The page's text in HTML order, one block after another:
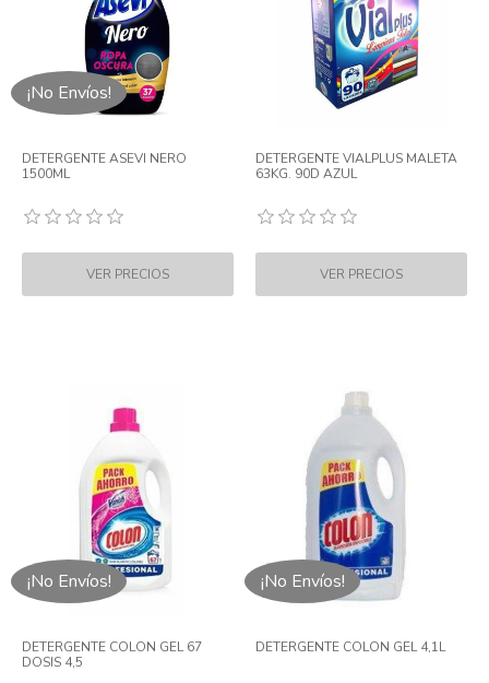
¡No Envíos!
DETERGENTE ASEVI NERO
1500ML
DETERGENTE VIALPLUS MALETA
63KG. 90D AZUL
¡No Envíos!
DETERGENTE COLON GEL 67
DOSIS 4,5
¡No Envíos!
DETERGENTE COLON GEL 4,1L